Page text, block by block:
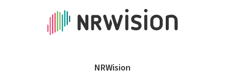
NRWision